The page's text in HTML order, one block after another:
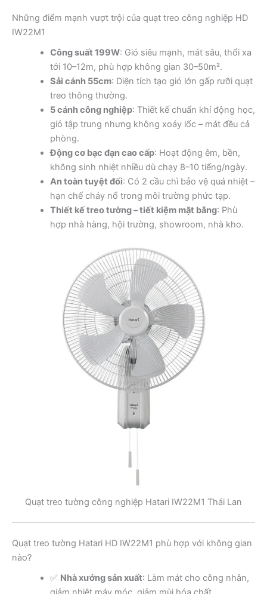
Những điểm mạnh vượt trội của quạt treo công nghiệp HD
IW22M1
Công suất 199W: Gió siêu mạnh, mát sâu, thổi xa
tới 10–12m, phù hợp không gian 30–50m².
Sải cánh 55cm: Diện tích tạo gió lớn gấp rưỡi quạt
treo thông thường.
5 cánh công nghiệp: Thiết kế chuẩn khí động học,
gió tập trung nhưng không xoáy lốc – mát đều cả
phòng.
Động cơ bạc đạn cao cấp: Hoạt động êm, bền,
không sinh nhiệt nhiều dù chạy 8–10 tiếng/ngày.
An toàn tuyệt đối: Có 2 cầu chì bảo vệ quá nhiệt –
hạn chế cháy nổ trong môi trường phức tạp.
Thiết kế treo tường – tiết kiệm mặt bằng: Phù
hợp nhà hàng, hội trường, showroom, nhà kho.
Quạt treo tường công nghiệp Hatari IW22M1 Thái Lan
Quạt treo tường Hatari HD IW22M1 phù hợp với không gian
nào?
✅ Nhà xưởng sản xuất: Làm mát cho công nhân,